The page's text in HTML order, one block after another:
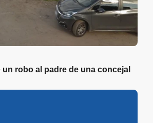
robo al padre de una concejal